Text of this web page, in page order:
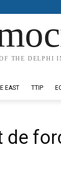
THE DELPHI
EAST TTIP
de